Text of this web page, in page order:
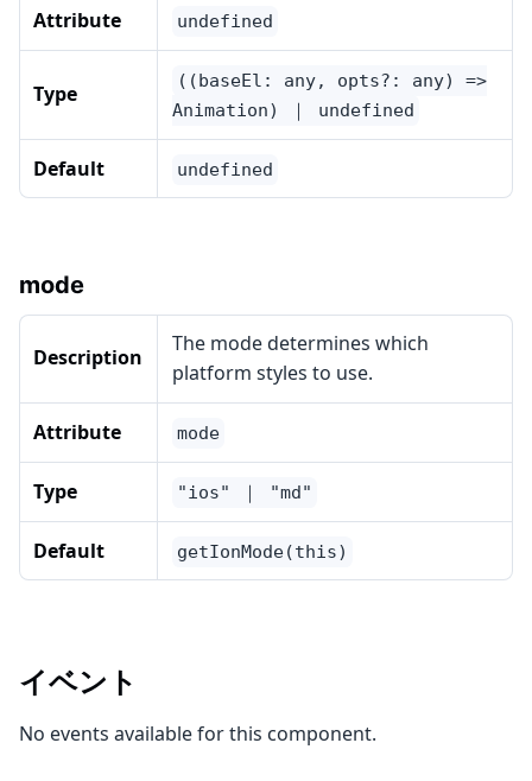
Attribute undefined
Type
((baseEl: any, opts?: any) =>
Animation) ｜ undefined
Default undefined
mode
Description
The mode determines which
platform styles to use.
Attribute mode
Type "ios" ｜ "md"
Default getIonMode(this)
イベント
No events available for this component.